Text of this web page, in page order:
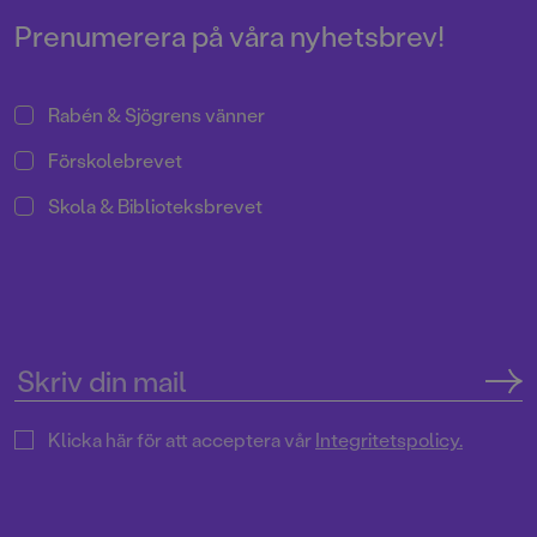
Prenumerera på våra nyhetsbrev!
Rabén & Sjögrens vänner
Förskolebrevet
Skola & Biblioteksbrevet
Klicka här för att acceptera vårIntegritetspolicy.